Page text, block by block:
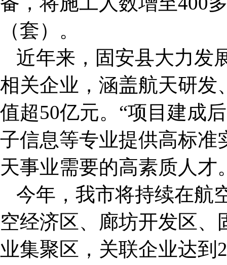
（套）。
近年来，固安县大力发
相关企业，涵盖航天研发
值超50亿元。“项目建成
子信息等专业提供高标准
天事业需要的高素质人才
今年，我市将持续在航
空经济区、廊坊开发区
业集聚区，关联企业达到